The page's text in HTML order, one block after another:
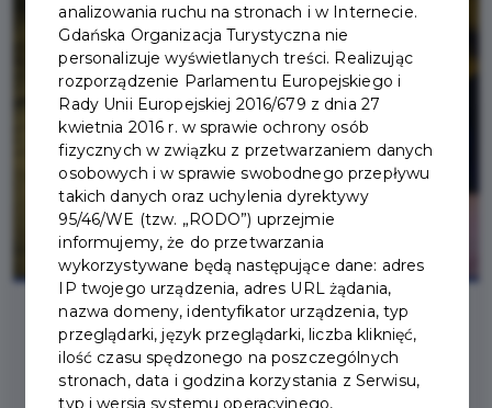
2026-06-08
analizowania ruchu na stronach i w Internecie.
Gdańska Organizacja Turystyczna nie
personalizuje wyświetlanych treści. Realizując
rozporządzenie Parlamentu Europejskiego i
Rady Unii Europejskiej 2016/679 z dnia 27
kwietnia 2016 r. w sprawie ochrony osób
fizycznych w związku z przetwarzaniem danych
osobowych i w sprawie swobodnego przepływu
takich danych oraz uchylenia dyrektywy
95/46/WE (tzw. „RODO”) uprzejmie
informujemy, że do przetwarzania
wykorzystywane będą następujące dane: adres
IP twojego urządzenia, adres URL żądania,
nazwa domeny, identyfikator urządzenia, typ
przeglądarki, język przeglądarki, liczba kliknięć,
ilość czasu spędzonego na poszczególnych
stronach, data i godzina korzystania z Serwisu,
typ i wersja systemu operacyjnego,